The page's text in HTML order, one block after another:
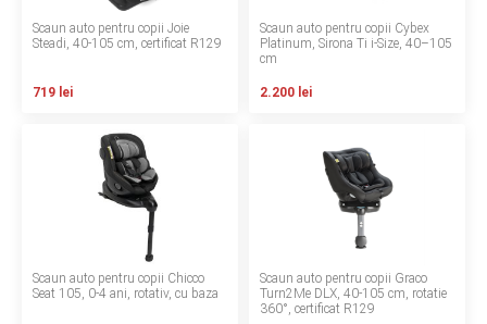
Scaun auto pentru copii Joie
Steadi, 40-105 cm, certificat R129
719 lei
Scaun auto pentru copii Cybex
Platinum, Sirona Ti i-Size, 40–105
cm
2.200 lei
Scaun auto pentru copii Chicco
Seat 105, 0-4 ani, rotativ, cu baza
Scaun auto pentru copii Graco
Turn2Me DLX, 40-105 cm, rotatie
360°, certificat R129